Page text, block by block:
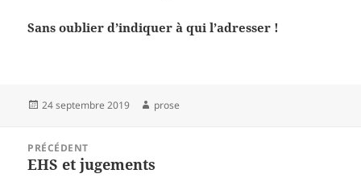
Sans oublier d’indiquer à qui l’adresser !
Publié
24 septembre 2019 Auteur
prose
l’article
PRÉCÉDENT
Article
EHS et jugements